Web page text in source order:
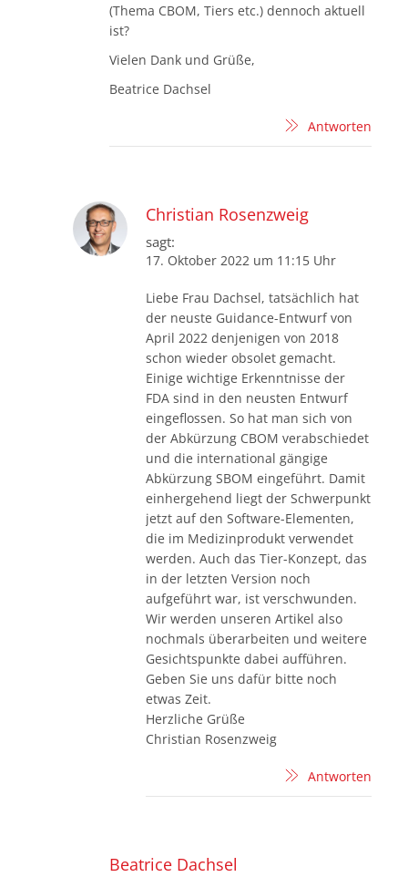
(Thema CBOM, Tiers etc.) dennoch aktuell
ist?
Vielen Dank und Grüße,
Beatrice Dachsel
Antworten
Christian Rosenzweig
sagt:
17. Oktober 2022 um 11:15 Uhr
Liebe Frau Dachsel, tatsächlich hat
der neuste Guidance-Entwurf von
April 2022 denjenigen von 2018
schon wieder obsolet gemacht.
Einige wichtige Erkenntnisse der
FDA sind in den neusten Entwurf
eingeflossen. So hat man sich von
der Abkürzung CBOM verabschiedet
und die international gängige
Abkürzung SBOM eingeführt. Damit
einhergehend liegt der Schwerpunkt
jetzt auf den Software-Elementen,
die im Medizinprodukt verwendet
werden. Auch das Tier-Konzept, das
in der letzten Version noch
aufgeführt war, ist verschwunden.
Wir werden unseren Artikel also
nochmals überarbeiten und weitere
Gesichtspunkte dabei aufführen.
Geben Sie uns dafür bitte noch
etwas Zeit.
Herzliche Grüße
Christian Rosenzweig
Antworten
Beatrice Dachsel